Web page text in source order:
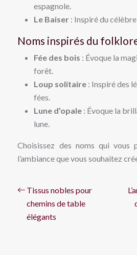
espagnole.
Le Baiser : Inspiré du
Noms inspirés du
Fée des bois : Évoque la
forêt.
Loup solitaire : Inspiré des
fées.
Lune d’opale : Évoque la
lune.
Choisissez des noms qui
l’ambiance que vous souhaitez
Tissus nobles pour
chemins de table
élégants